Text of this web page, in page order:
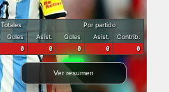
Totales
Por partido
Goles Asist. Goles Asist.
Contrib.
0 0 0 0 0
Ver resumen